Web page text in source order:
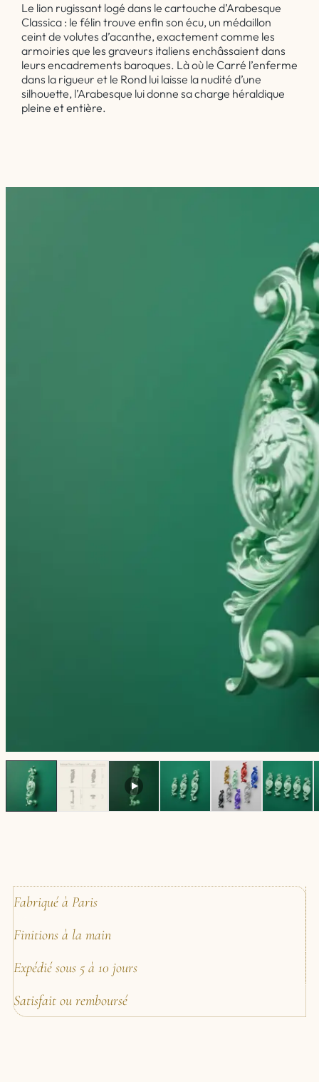
Le lion rugissant logé dans le cartouche d’Arabesque
Classica : le félin trouve enfin son écu, un médaillon
ceint de volutes d’acanthe, exactement comme les
armoiries que les graveurs italiens enchâssaient dans
leurs encadrements baroques. Là où le Carré l’enferme
dans la rigueur et le Rond lui laisse la nudité d’une
silhouette, l’Arabesque lui donne sa charge héraldique
pleine et entière.
Fabriqué à Paris
Finitions à la main
Expédié sous 5 à 10 jours
Satisfait ou remboursé